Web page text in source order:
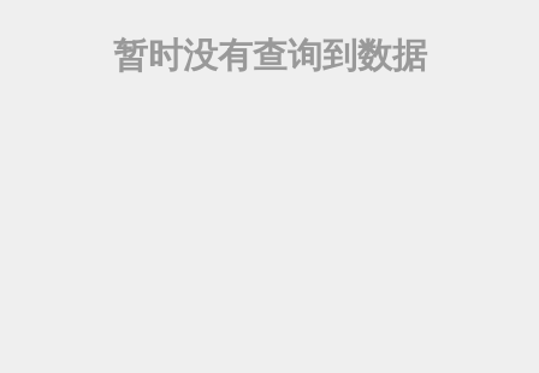
暂时没有查询到数据